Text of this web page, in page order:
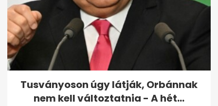
Majka után Pápai Joci is az
RTL-hez igazolt
Tusványoson úgy látják, Orbánnak
nem kell változtatnia - A hét...